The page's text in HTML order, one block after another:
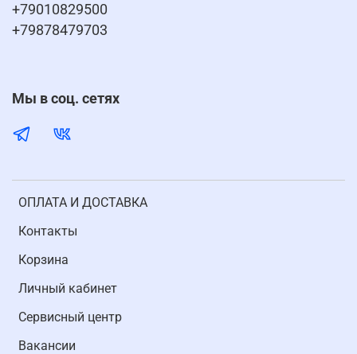
ОПЛАТА И ДОСТАВКА
Контакты
Корзина
Личный кабинет
Cервисный центр
Вакансии
+79010829500
+79878479703
Мы в соц. сетях